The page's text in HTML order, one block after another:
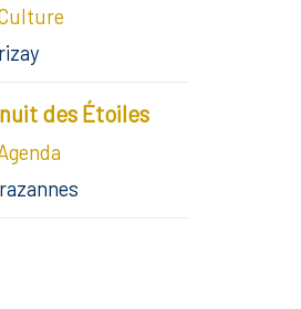
des Étoiles